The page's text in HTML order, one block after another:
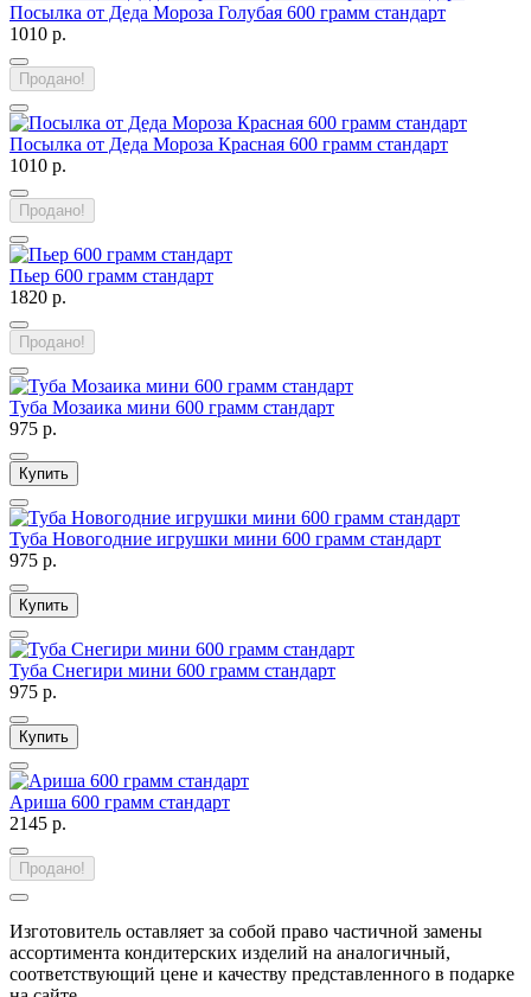
Посылка от Деда Мороза Голубая 600 грамм стандарт
1010 р.
Продано!
Посылка от Деда Мороза Красная 600 грамм стандарт
1010 р.
Продано!
Пьер 600 грамм стандарт
1820 р.
Продано!
Туба Мозаика мини 600 грамм стандарт
975 р.
Купить
Туба Новогодние игрушки мини 600 грамм стандарт
975 р.
Купить
Туба Снегири мини 600 грамм стандарт
975 р.
Купить
Ариша 600 грамм стандарт
2145 р.
Продано!
Изготовитель оставляет за собой право частичной замены
ассортимента кондитерских изделий на аналогичный,
соответствующий цене и качеству представленного в подарке